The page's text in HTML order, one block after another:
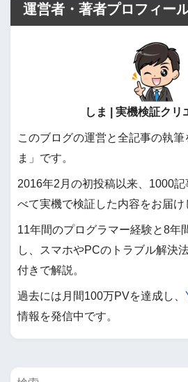
運営者・著者プロフィー
しま | 実機検証クリ
このブログの運営と全記事の執
ま」です。
2016年2月の初投稿以来、1000
べて実機で検証した内容をお届け
11年間のプログラマー経験と8年
し、スマホやPCのトラブル解決
付きで解説。
過去には月間100万PVを達成し、
情報を発信中です。